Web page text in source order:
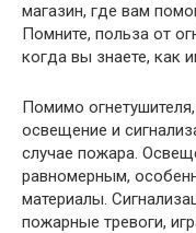
магазин, где вам
Помните, польза от
когда вы знаете, как
Помимо
освещение и
случае пожара.
равномерным,
материалы.
пожарные тревоги,